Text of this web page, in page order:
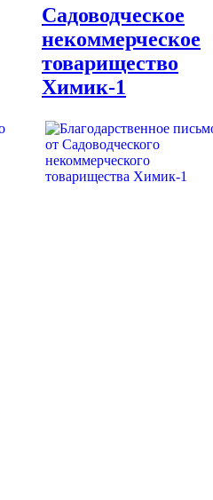
Садоводческое
некоммерческое
товарищество
Химик-1